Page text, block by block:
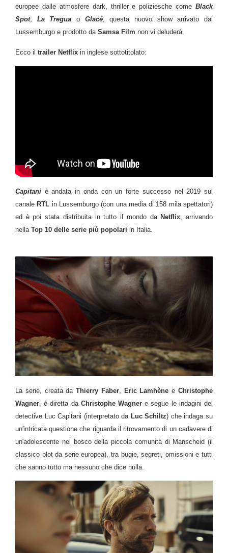
europee dalle atmosfere dark, thriller e poliziesche come Black
Spot, La Tregua o Glacé, questa nuovo show arrivato dal
Lussemburgo e prodotto da Samsa Film non vi deluderà.
Ecco il trailer Netflix in inglese sottotitolato:
Capitani è andata in onda con un forte successo nel 2019 sul
canale RTL in Lussemburgo (con una media di 158 mila spettatori)
ed è poi stata distribuita in tutto il mondo da Netflix, arrivando
nella Top 10 delle serie più popolari in Italia.
La serie, creata daThierry Faber, Eric Lamhènee Christophe
Wagner , è diretta da Christophe Wagnere segue le indagini del
detective Luc Capitani (interpretato da Luc Schiltz) che indaga su
un'intricata questione che riguarda il ritrovamento di un cadavere di
un'adolescente nel bosco della piccola comunità di Manscheid (il
classico plot da serie europea), tra bugie, segreti, omissioni e tutti
che sanno tutto ma nessuno che dice nulla.